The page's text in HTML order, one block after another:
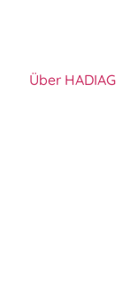
Über HADIAG